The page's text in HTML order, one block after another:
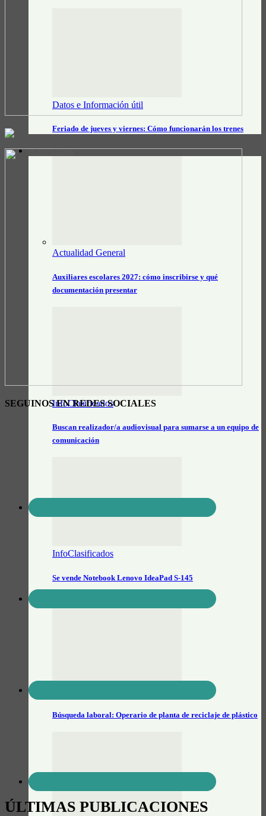
Datos e Información útil
Feriado de jueves y viernes: Cómo funcionarán los trenes
Actualidad General
Auxiliares escolares 2027: cómo inscribirse y qué
documentación presentar
InfoClasificados
Buscan realizador/a audiovisual para sumarse a un equipo de
comunicación
InfoClasificados
Se vende Notebook Lenovo IdeaPad S-145
Búsqueda laboral: Operario de planta de reciclaje de plástico
SEGUINOS EN REDES SOCIALES
ÚLTIMAS PUBLICACIONES